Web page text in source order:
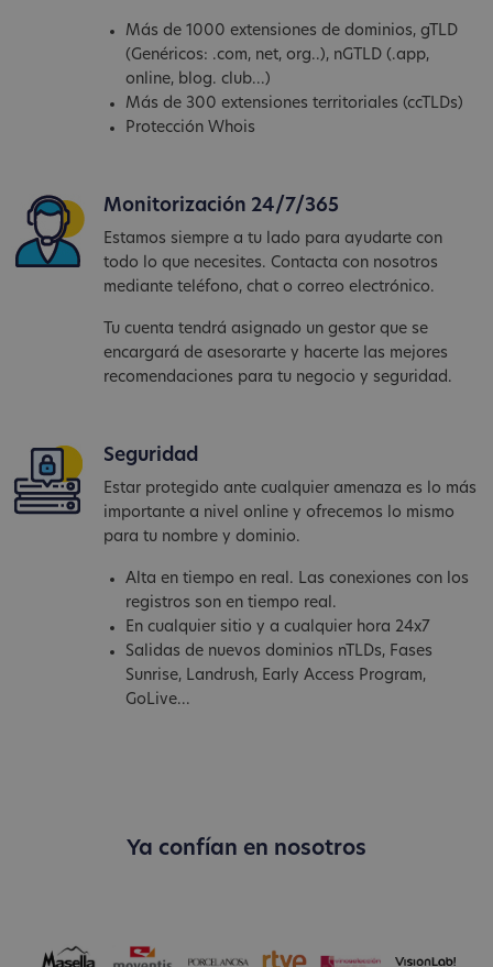
Más de 1000 extensiones de dominios, gTLD
(Genéricos: .com, net, org..), nGTLD (.app,
online, blog. club...)
Más de 300 extensiones territoriales (ccTLDs)
Protección Whois
Monitorización 24/7/365
Estamos siempre a tu lado para ayudarte con
todo lo que necesites. Contacta con nosotros
mediante teléfono, chat o correo electrónico.
Tu cuenta tendrá asignado un gestor que se
encargará de asesorarte y hacerte las mejores
recomendaciones para tu negocio y seguridad.
Seguridad
Estar protegido ante cualquier amenaza es lo más
importante a nivel online y ofrecemos lo mismo
para tu nombre y dominio.
Alta en tiempo en real. Las conexiones con los
registros son en tiempo real.
En cualquier sitio y a cualquier hora 24x7
Salidas de nuevos dominios nTLDs, Fases
Sunrise, Landrush, Early Access Program,
GoLive...
Ya confían en nosotros